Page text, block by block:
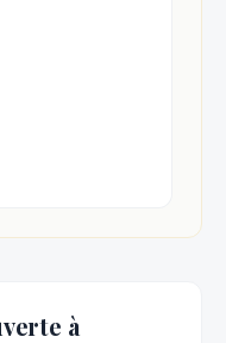
à